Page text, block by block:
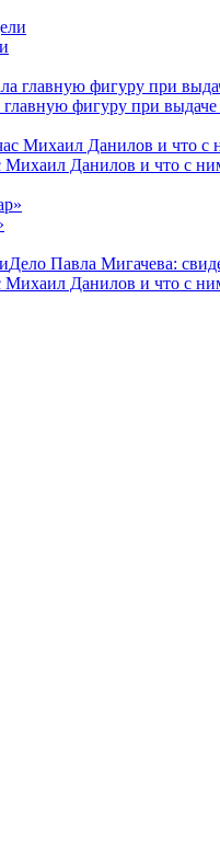
фигуру при
Михаил Данилов и что с
Дело Павла Мигачева:
Михаил Данилов и что с